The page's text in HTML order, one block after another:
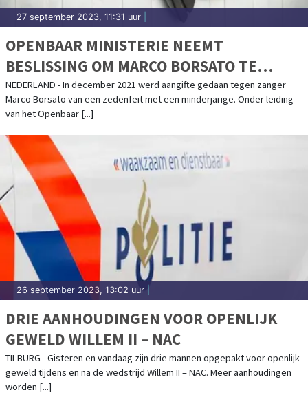
27 september 2023, 11:31 uur
OPENBAAR MINISTERIE NEEMT
BESLISSING OM MARCO BORSATO TE
DAGVAARDEN IN ZEDENZAAK
NEDERLAND - In december 2021 werd aangifte gedaan tegen zanger
Marco Borsato van een zedenfeit met een minderjarige. Onder leiding
van het Openbaar [...]
26 september 2023, 13:02 uur
DRIE AANHOUDINGEN VOOR OPENLIJK
GEWELD WILLEM II – NAC
TILBURG - Gisteren en vandaag zijn drie mannen opgepakt voor openlijk
geweld tijdens en na de wedstrijd Willem II – NAC. Meer aanhoudingen
worden [...]